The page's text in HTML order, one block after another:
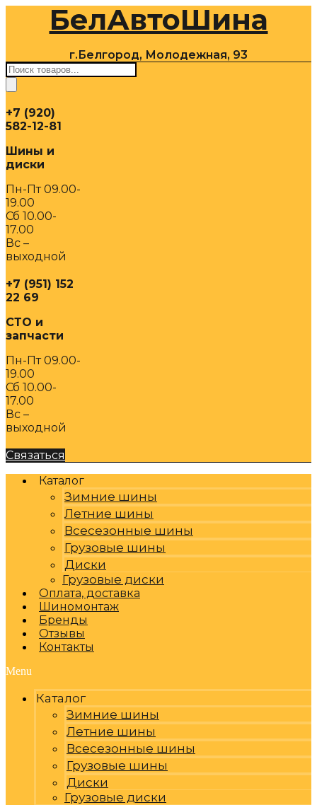
содержимомуБелАвтоШина
г.Белгород, Молодежная, 93
Поиск
товаров
+7 (920)
582-12-81
Шины и
диски
Пн-Пт 09.00-
19.00
Сб 10.00-
17.00
Вс –
выходной
+7 (951) 152
22 69
СТО и
запчасти
Пн-Пт 09.00-
19.00
Сб 10.00-
17.00
Вс –
выходной
Связаться
Каталог
Зимние шины
Летние шины
Всесезонные шины
Грузовые шины
Диски
Грузовые диски
Оплата, доставка
Шиномонтаж
Бренды
Отзывы
Контакты
Menu
Каталог
Зимние шины
Летние шины
Всесезонные шины
Грузовые шины
Диски
Грузовые диски